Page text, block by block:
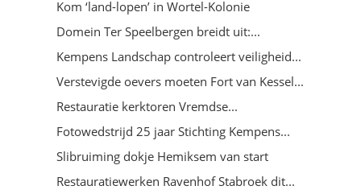
Kom ‘land-lopen’ in Wortel-Kolonie
Domein Ter Speelbergen breidt uit:...
Kempens Landschap controleert veiligheid...
Verstevigde oevers moeten Fort van Kessel...
Restauratie kerktoren Vremdse...
Fotowedstrijd 25 jaar Stichting Kempens...
Slibruiming dokje Hemiksem van start
Restauratiewerken Ravenhof Stabroek dit...